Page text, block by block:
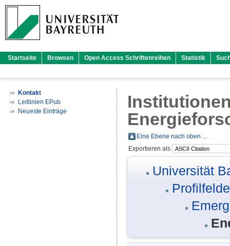
Startseite Browsen Open Access Schriftenreihen Statistik
Kontakt
Leitlinien EPub
Neueste Einträge
Eine Ebene nach oben ...
Exportieren als
Universität